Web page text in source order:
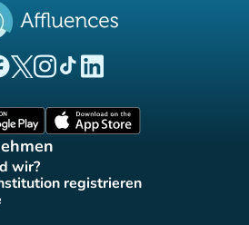
(new tab)
(new tab)
(new tab)(new tab)
(new tab)
wir?
tab) registrieren
(new tab)
tab)